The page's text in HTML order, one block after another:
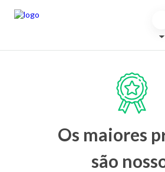
Os maiores
são